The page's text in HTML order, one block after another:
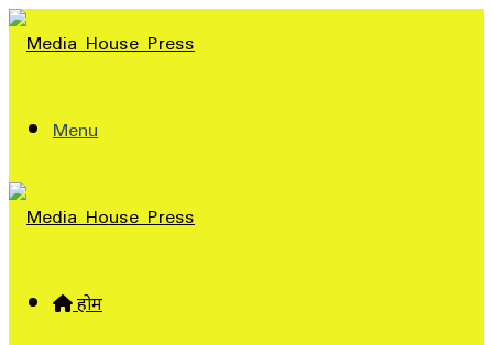
Menu
होम